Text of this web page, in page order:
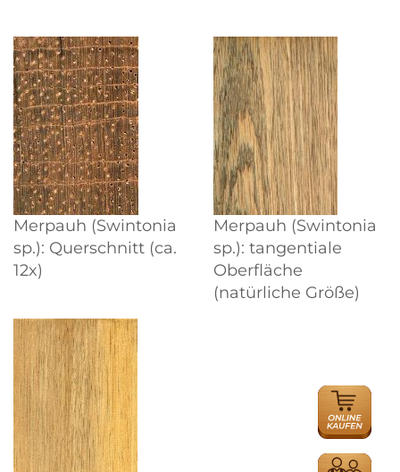
Merpauh (Swintonia
sp.): Querschnitt (ca.
12x)
Merpauh (Swintonia
sp.): tangentiale
Oberfläche
(natürliche Größe)
ONLINE